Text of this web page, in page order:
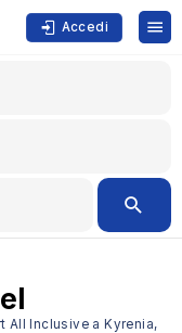
Accedi
All Inclusive a Kyrenia,